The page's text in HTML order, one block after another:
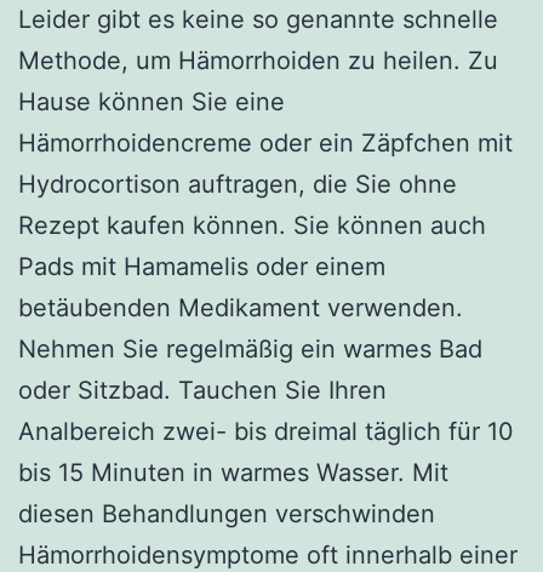
Leider gibt es keine so genannte schnelle
Methode, um Hämorrhoiden zu heilen. Zu
Hause können Sie eine
Hämorrhoidencreme oder ein Zäpfchen mit
Hydrocortison auftragen, die Sie ohne
Rezept kaufen können. Sie können auch
Pads mit Hamamelis oder einem
betäubenden Medikament verwenden.
Nehmen Sie regelmäßig ein warmes Bad
oder Sitzbad. Tauchen Sie Ihren
Analbereich zwei- bis dreimal täglich für 10
bis 15 Minuten in warmes Wasser. Mit
diesen Behandlungen verschwinden
Hämorrhoidensymptome oft innerhalb einer